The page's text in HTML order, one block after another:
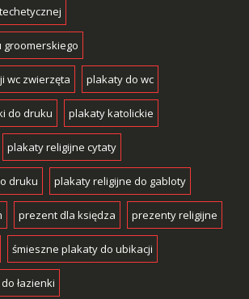
wc zwierzęta plakaty do wc
do druku plakaty katolickie
plakaty religijne cytaty
druku plakaty religijne do gabloty
prezent dla księdza prezenty religijne
śmieszne plakaty do ubikacji
łazienki